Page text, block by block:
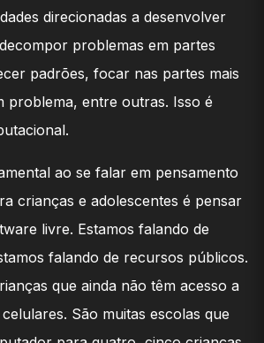
direcionadas a desenvolver
problemas em partes
padrões, focar nas partes mais
problema, entre outras. Isso é
ao se falar em pensamento
crianças e adolescentes é pensar
livre. Estamos falando de
falando de recursos públicos.
que ainda não têm acesso a
São muitas escolas que